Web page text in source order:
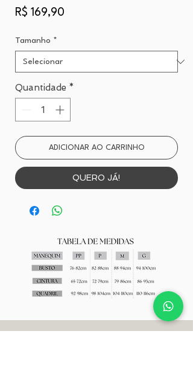
R$ 169,90
Tamanho *
Quantidade *
ADICIONAR AO CARRINHO
QUERO JÁ!